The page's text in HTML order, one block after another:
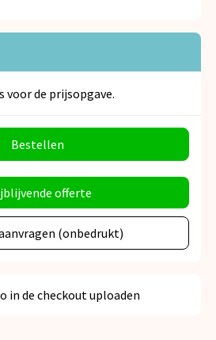
voor de prijsopgave.
Bestellen
offerte
(onbedrukt)
in de checkout uploaden